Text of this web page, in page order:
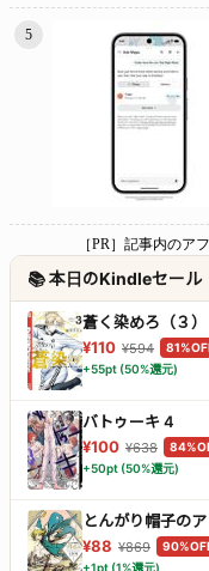
5
［PR］記事内のア
📚 本日のKindleセール
蒼く染めろ（３）
¥110 ¥594
+55pt (50%還元)
バトゥーキ 4
¥100 ¥638
+50pt (50%還元)
とんがり帽子のア
¥88 ¥869
+1pt (1%還元)